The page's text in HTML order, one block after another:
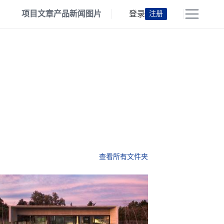
项目文章产品新闻 图片 登录 注册
查看所有文件夹